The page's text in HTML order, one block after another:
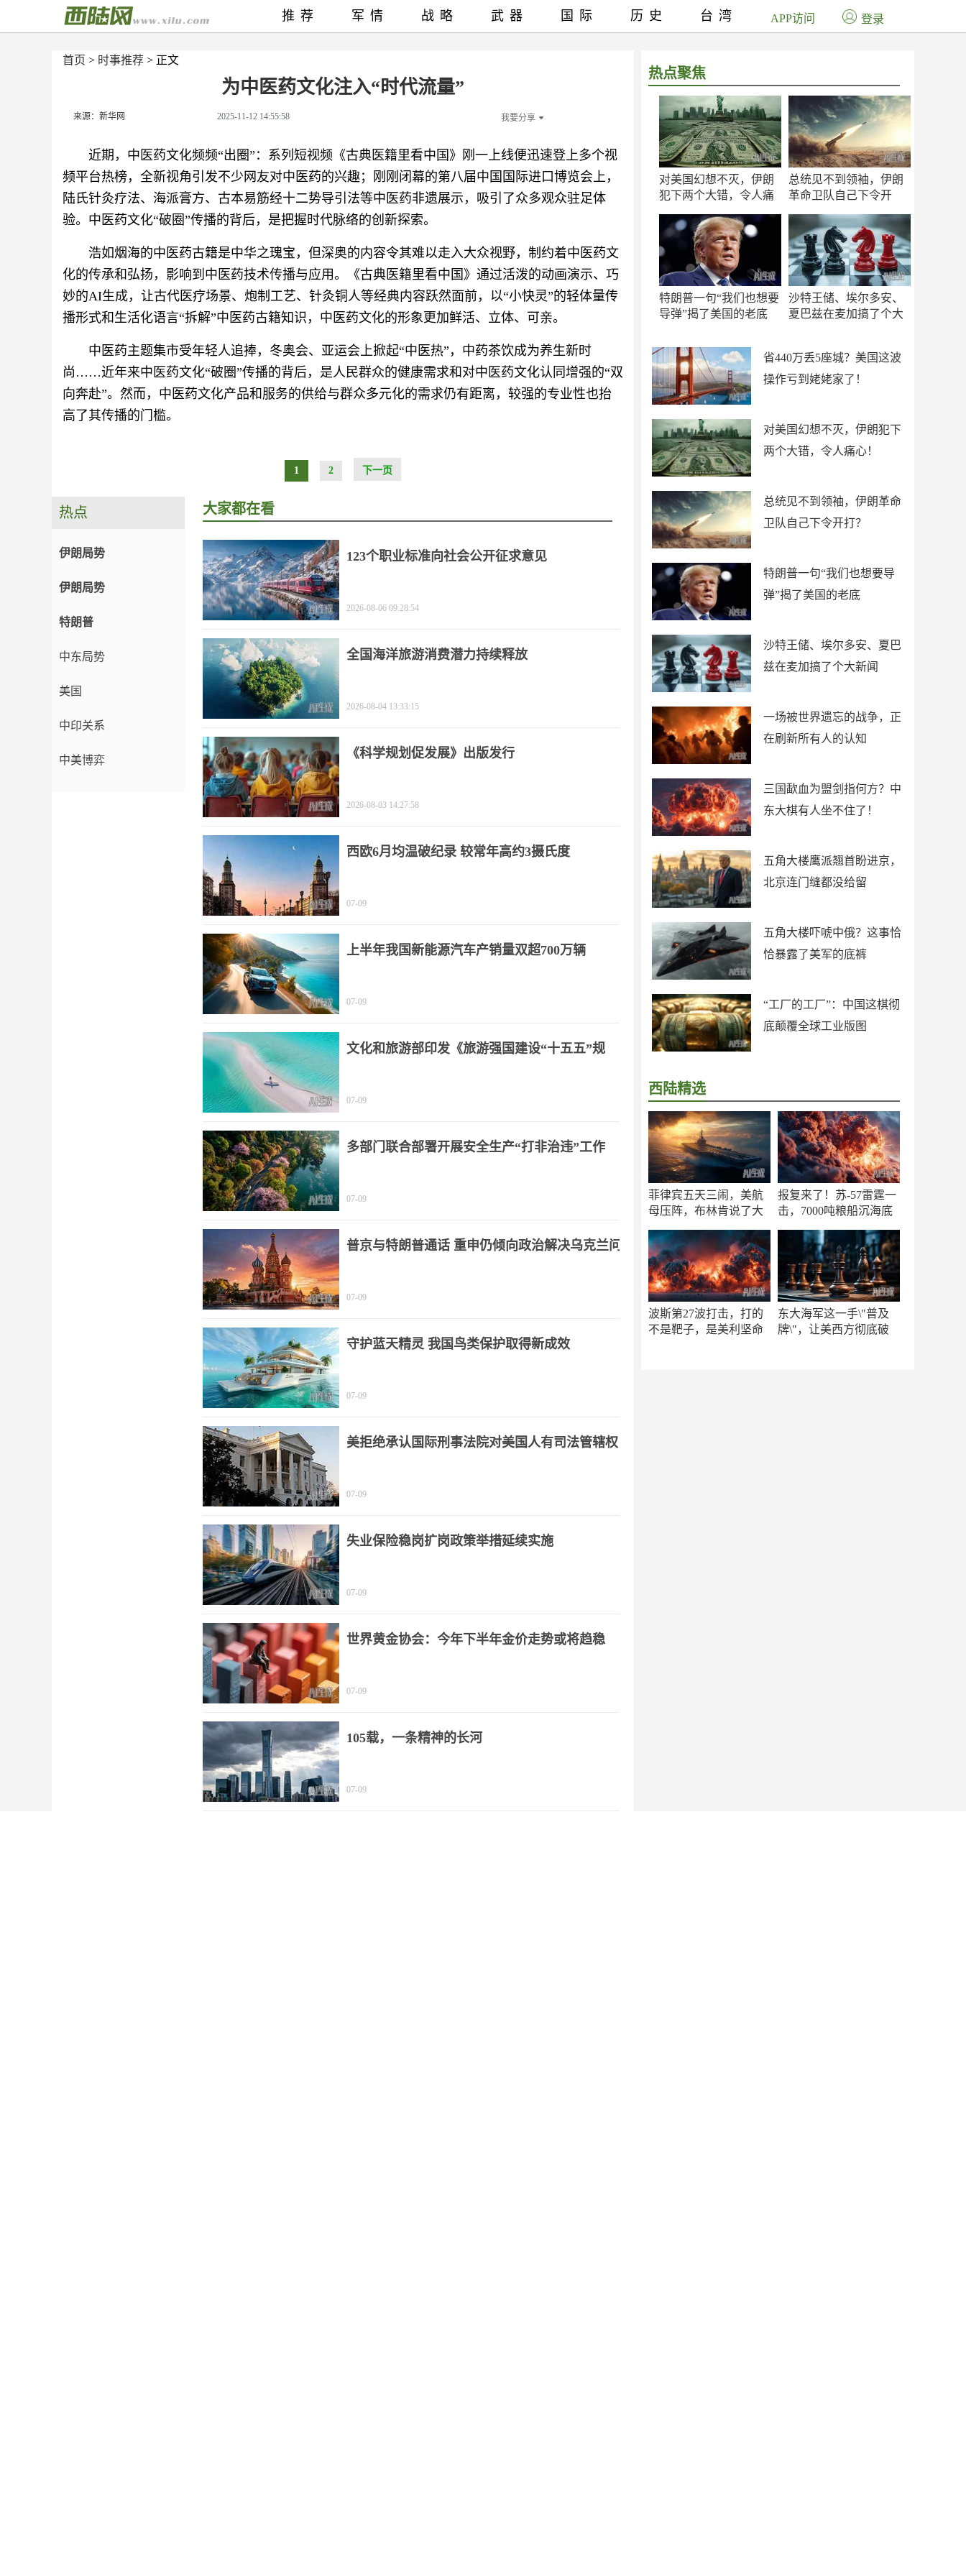
首页 > 时事推荐 > 正文
为中医药文化注入“时代流量”
来源：新华网 2025-11-12 14:55:58 我要分享
近期，中医药文化频频“出圈”：系列短视频《古典医籍里看中国》刚一上线便迅速登上多个视
频平台热榜，全新视角引发不少网友对中医药的兴趣；刚刚闭幕的第八届中国国际进口博览会上，
陆氏针灸疗法、海派膏方、古本易筋经十二势导引法等中医药非遗展示，吸引了众多观众驻足体
验。中医药文化“破圈”传播的背后，是把握时代脉络的创新探索。
浩如烟海的中医药古籍是中华之瑰宝，但深奥的内容令其难以走入大众视野，制约着中医药文
化的传承和弘扬，影响到中医药技术传播与应用。《古典医籍里看中国》通过活泼的动画演示、巧
妙的AI生成，让古代医疗场景、炮制工艺、针灸铜人等经典内容跃然面前，以“小快灵”的轻体量传
播形式和生活化语言“拆解”中医药古籍知识，中医药文化的形象更加鲜活、立体、可亲。
中医药主题集市受年轻人追捧，冬奥会、亚运会上掀起“中医热”，中药茶饮成为养生新时
尚……近年来中医药文化“破圈”传播的背后，是人民群众的健康需求和对中医药文化认同增强的“双
向奔赴”。然而，中医药文化产品和服务的供给与群众多元化的需求仍有距离，较强的专业性也抬
高了其传播的门槛。
1 2 下一页
热点聚焦
对美国幻想不灭，伊朗
犯下两个大错，令人痛
总统见不到领袖，伊朗
革命卫队自己下令开
特朗普一句“我们也想要
导弹”揭了美国的老底
沙特王储、埃尔多安、
夏巴兹在麦加搞了个大
省440万丢5座城？美国这波
操作亏到姥姥家了！
对美国幻想不灭，伊朗犯下
两个大错，令人痛心！
总统见不到领袖，伊朗革命
卫队自己下令开打？
特朗普一句“我们也想要导
弹”揭了美国的老底
沙特王储、埃尔多安、夏巴
兹在麦加搞了个大新闻
一场被世界遗忘的战争，正
在刷新所有人的认知
三国歃血为盟剑指何方？中
东大棋有人坐不住了！
五角大楼鹰派翘首盼进京，
北京连门缝都没给留
五角大楼吓唬中俄？这事恰
恰暴露了美军的底裤
“工厂的工厂”：中国这棋彻
底颠覆全球工业版图
西陆精选
菲律宾五天三闹，美航
母压阵，布林肯说了大
报复来了！苏-57雷霆一
击，7000吨粮船沉海底
波斯第27波打击，打的
不是靶子，是美利坚命
东大海军这一手\"普及
牌\"，让美西方彻底破
推荐 军情 战略 武器 国际 历史 台湾 APP访问 登录
热点
伊朗局势
伊朗局势
特朗普
中东局势
美国
中印关系
中美博弈
大家都在看
123个职业标准向社会公开征求意见
2026-08-06 09:28:54
全国海洋旅游消费潜力持续释放
2026-08-04 13:33:15
《科学规划促发展》出版发行
2026-08-03 14:27:58
西欧6月均温破纪录 较常年高约3摄氏度
07-09
上半年我国新能源汽车产销量双超700万辆
07-09
文化和旅游部印发《旅游强国建设“十五五”规
07-09
多部门联合部署开展安全生产“打非治违”工作
07-09
普京与特朗普通话 重申仍倾向政治解决乌克兰问
07-09
守护蓝天精灵 我国鸟类保护取得新成效
07-09
美拒绝承认国际刑事法院对美国人有司法管辖权
07-09
失业保险稳岗扩岗政策举措延续实施
07-09
世界黄金协会：今年下半年金价走势或将趋稳
07-09
105载，一条精神的长河
07-09